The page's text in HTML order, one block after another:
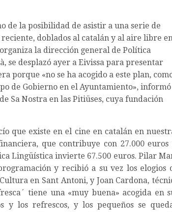
de la posibilidad de asistir a una serie de
doblados al catalán y al aire libre
la dirección general de Política
se desplazó ayer a Eivissa para presentar
porque «no se ha acogido a este plan,
de Gobierno en el Ayuntamiento», informó
Sa Nostra en las Pitiüses, cuya fundación
que existe en el cine en catalán en
que contribuye con 27.000 euros
Lingüística invierte 67.500 euros. Pilar
y recibió a su vez los elogios
en Sant Antoni, y Joan Cardona,
tiene una «muy buena» acogida en
y los refrescos, y los pequeños se